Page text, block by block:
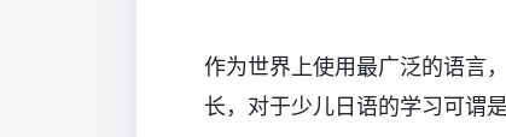
作为世界上使用最广泛的语言
长，对于少儿日语的学习可谓